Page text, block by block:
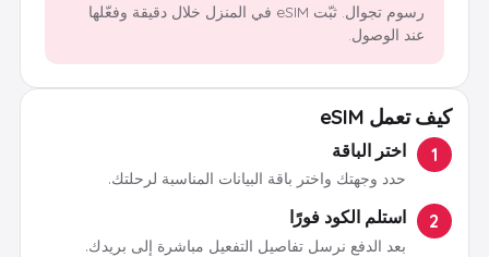
رسوم تجوال. ثبّت eSIM في المنزل خلال دقيقة وفعّلها
عند الوصول.
كيف تعمل eSIM
1 اختر الباقة
حدد وجهتك واختر باقة البيانات المناسبة لرحلتك.
2 استلم الكود فورًا
بعد الدفع نرسل تفاصيل التفعيل مباشرة إلى بريدك.